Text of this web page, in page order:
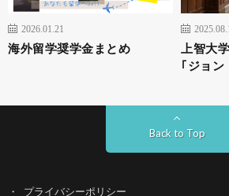
2026.01.21
海外留学奨学金まとめ
上智大
｢ジョン
Back to Top
プライバシーポリシー